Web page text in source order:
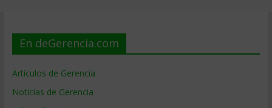
En deGerencia.com
Artículos de Gerencia
Noticias de Gerencia